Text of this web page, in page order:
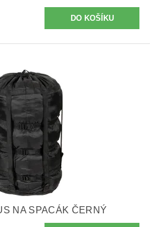
NA SPACÁK ČERNÝ